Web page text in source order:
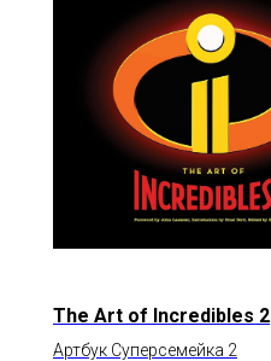
The Art of Incredibles 2
Артбук Суперсемейка 2